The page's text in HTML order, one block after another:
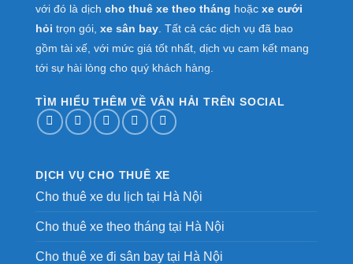
với đó là dịch cho thuê xe theo tháng hoặc xe cưới
hỏi trọn gói, xe sân bay . Tất cả các dịch vụ đã bao
gồm tài xế, với mức giá tốt nhất, dịch vụ cam kết mang
tới sự hài lòng cho quý khách hàng.
TÌM HIỂU THÊM VỀ VÂN HẢI TRÊN SOCIAL
DỊCH VỤ CHO THUÊ XE
Cho thuê xe du lịch tại Hà Nội
Cho thuê xe theo tháng tại Hà Nội
Cho thuê xe đi sân bay tại Hà Nội